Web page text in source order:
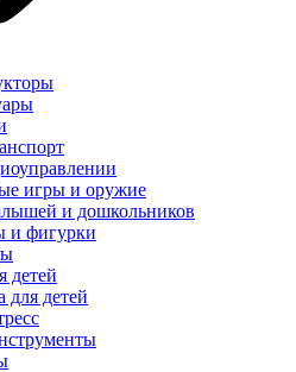
игры и оружие
и дошкольников
и фигурки
детей
для детей